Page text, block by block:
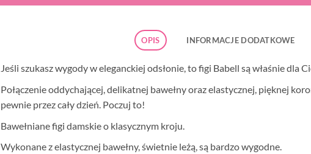
OPIS INFORMACJE DODATKOWE
Jeśli szukasz wygody w eleganckiej odsłonie, to figi Babell są właśnie dla
Połączenie oddychającej, delikatnej bawełny oraz elastycznej, pięknej
pewnie przez cały dzień. Poczuj to!
Bawełniane figi damskie o klasycznym kroju.
Wykonane z elastycznej bawełny, świetnie leżą, są bardzo wygodne.